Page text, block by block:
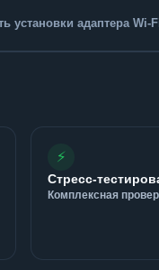
установки адаптера Wi-
⚡
Стресс-
Комплексная